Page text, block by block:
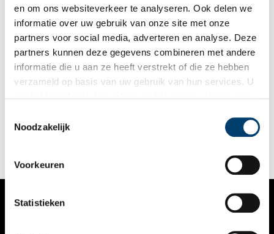
en om ons websiteverkeer te analyseren. Ook delen we
informatie over uw gebruik van onze site met onze
partners voor social media, adverteren en analyse. Deze
partners kunnen deze gegevens combineren met andere
informatie die u aan ze heeft verstrekt of die ze hebben
verzameld op basis van uw gebruik van hun services. U
Noodzakelijk
Voorkeuren
Statistieken
Bijenhouderij wordt honingzoet erfgoed
Bijen worden al eeuwenlang gehouden voor de honing en
bijenwas. Daarnaast vervullen ze een onmisbare rol in de
levensonderhoud kunnen voorzien. In ons land worden bijen
nu vooral gehouden als hobby of om een actieve bijdrage te